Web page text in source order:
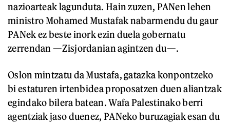
nazioarteak lagunduta. Hain zuzen, PANen lehen
ministro Mohamed Mustafak nabarmendu du gaur
PANek ez beste inork ezin duela gobernatu
zerrendan —Zisjordanian agintzen du—.
Oslon mintzatu da Mustafa, gatazka konpontzeko
bi estaturen irtenbidea proposatzen duen aliantzak
egindako bilera batean. Wafa Palestinako berri
agentziak jaso duenez, PANeko buruzagiak esan du